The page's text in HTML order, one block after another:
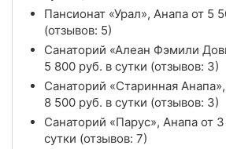
Пансионат «Урал», Анапа от 5
(отзывов: 5)
Санаторий «Алеан Фэмили
5 800 руб. в сутки (отзывов: 3)
Санаторий «Старинная
8 500 руб. в сутки (отзывов: 3)
Санаторий «Парус», Анапа от
сутки (отзывов: 7)